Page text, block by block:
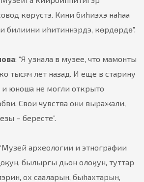
кѳрүстэ. Кини биhиэхэ наhаа
билиини иhитиннэрдэ, кѳрдѳрдѳ”.
: “Я узнала в музее, что мамонты
тысяч лет назад. И еще в старину
и юноша не могли открыто
Свои чувства они выражали,
– бересте”.
археологии и этнографии
былыргы дьон олоӄун, туттар
ох сааларын, быhахтарын,